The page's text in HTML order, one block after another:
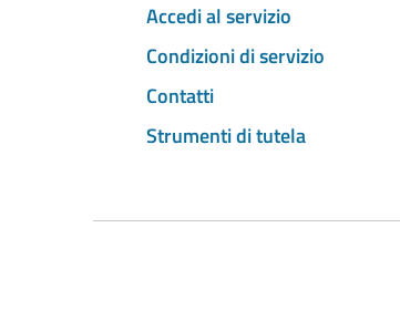
Accedi al servizio
Condizioni di servizio
Contatti
Strumenti di tutela